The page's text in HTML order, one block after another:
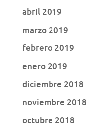
abril 2019
marzo 2019
febrero 2019
enero 2019
diciembre 2018
noviembre 2018
octubre 2018